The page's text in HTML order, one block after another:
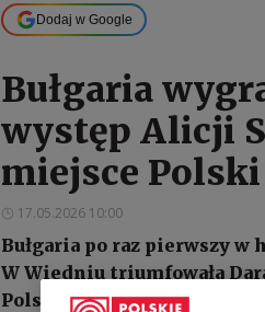
Dodaj w Google
Bułgaria
występ Alicji
miejsce Polski
17.05.2026 10:00
Bułgaria po raz pierwszy
W Wiedniu triumfowała
Polski Alicja Szemplińska